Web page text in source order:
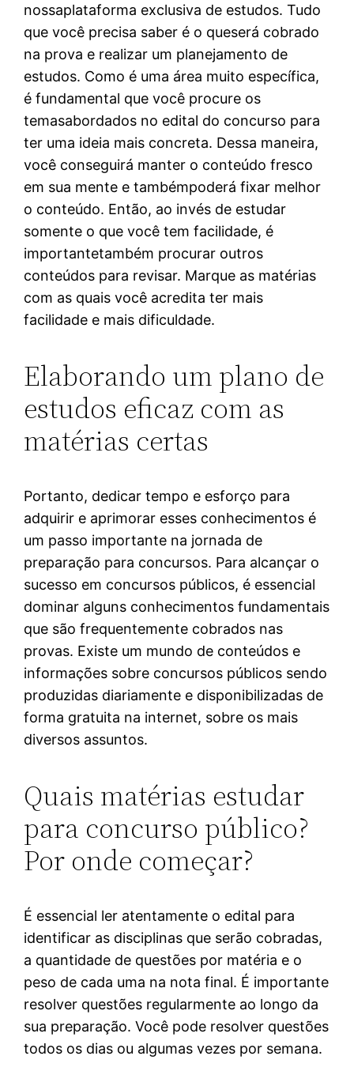
nossaplataforma exclusiva de estudos. Tudo
que você precisa saber é o queserá cobrado
na prova e realizar um planejamento de
estudos. Como é uma área muito específica,
é fundamental que você procure os
temasabordados no edital do concurso para
ter uma ideia mais concreta. Dessa maneira,
você conseguirá manter o conteúdo fresco
em sua mente e tambémpoderá fixar melhor
o conteúdo. Então, ao invés de estudar
somente o que você tem facilidade, é
importantetambém procurar outros
conteúdos para revisar. Marque as matérias
com as quais você acredita ter mais
facilidade e mais dificuldade.
Elaborando um plano de
estudos eficaz com as
matérias certas
Portanto, dedicar tempo e esforço para
adquirir e aprimorar esses conhecimentos é
um passo importante na jornada de
preparação para concursos. Para alcançar o
sucesso em concursos públicos, é essencial
dominar alguns conhecimentos fundamentais
que são frequentemente cobrados nas
provas. Existe um mundo de conteúdos e
informações sobre concursos públicos sendo
produzidas diariamente e disponibilizadas de
forma gratuita na internet, sobre os mais
diversos assuntos.
Quais matérias estudar
para concurso público?
Por onde começar?
É essencial ler atentamente o edital para
identificar as disciplinas que serão cobradas,
a quantidade de questões por matéria e o
peso de cada uma na nota final. É importante
resolver questões regularmente ao longo da
sua preparação. Você pode resolver questões
todos os dias ou algumas vezes por semana.